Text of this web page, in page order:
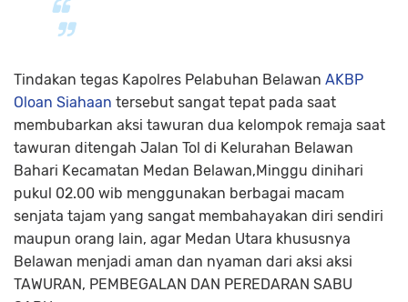
Tindakan tegas Kapolres Pelabuhan Belawan AKBP
Oloan Siahaan tersebut sangat tepat pada saat
membubarkan aksi tawuran dua kelompok remaja saat
tawuran ditengah Jalan Tol di Kelurahan Belawan
Bahari Kecamatan Medan Belawan,Minggu dinihari
pukul 02.00 wib menggunakan berbagai macam
senjata tajam yang sangat membahayakan diri sendiri
maupun orang lain, agar Medan Utara khususnya
Belawan menjadi aman dan nyaman dari aksi aksi
TAWURAN, PEMBEGALAN DAN PEREDARAN SABU